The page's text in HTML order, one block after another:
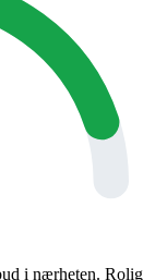
i nærheten. Rolig